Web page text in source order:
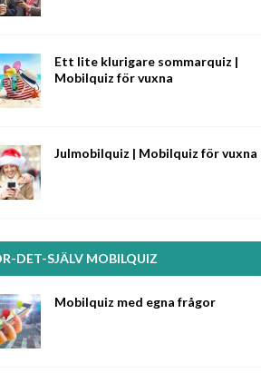
Ett lite klurigare sommarquiz |
Mobilquiz för vuxna
Julmobilquiz | Mobilquiz för vuxna
DET-SJÄLV MOBILQUIZ
Mobilquiz med egna frågor